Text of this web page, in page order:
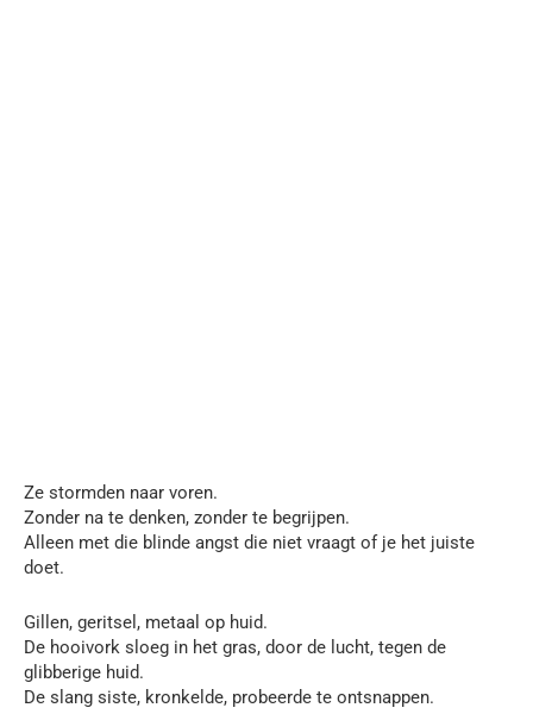
Ze stormden naar voren.
Zonder na te denken, zonder te begrijpen.
Alleen met die blinde angst die niet vraagt of je het juiste
doet.
Gillen, geritsel, metaal op huid.
De hooivork sloeg in het gras, door de lucht, tegen de
glibberige huid.
De slang siste, kronkelde, probeerde te ontsnappen.